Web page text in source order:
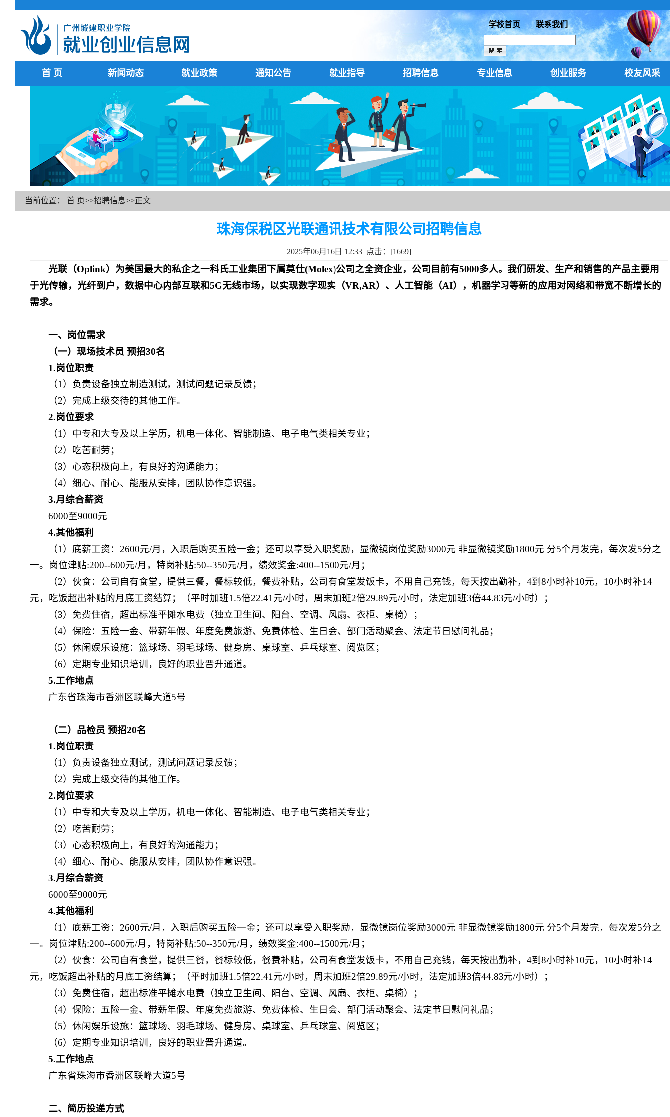
学校首页 | 联系我们
首 页 新闻动态 就业政策 通知公告 就业指导 招聘信息 专业信息 创业服务 校友风采
当前位置： 首 页>>招聘信息>>正文
珠海保税区光联通讯技术有限公司招聘信息
2025年06月16日 12:33 点击：[1669]
光联（Oplink）为美国最大的私企之一科氏工业集团下属莫仕(Molex)公司之全资企业，公司目前有5000多人。我们研发、生产和销售的产品主要用
于光传输，光纤到户，数据中心内部互联和5G无线市场，以实现数字现实（VR,AR）、人工智能（AI），机器学习等新的应用对网络和带宽不断增长的
需求。
一、岗位需求
（一）现场技术员 预招30名
1.岗位职责
（1）负责设备独立制造测试，测试问题记录反馈；
（2）完成上级交待的其他工作。
2.岗位要求
（1）中专和大专及以上学历，机电一体化、智能制造、电子电气类相关专业；
（2）吃苦耐劳；
（3）心态积极向上，有良好的沟通能力；
（4）细心、耐心、能服从安排，团队协作意识强。
3.月综合薪资
6000至9000元
4.其他福利
（1）底薪工资：2600元/月，入职后购买五险一金；还可以享受入职奖励，显微镜岗位奖励3000元 非显微镜奖励1800元 分5个月发完，每次发5分之
一。岗位津贴:200--600元/月，特岗补贴:50--350元/月，绩效奖金:400--1500元/月；
（2）伙食：公司自有食堂，提供三餐，餐标较低，餐费补贴，公司有食堂发饭卡，不用自己充钱，每天按出勤补，4到8小时补10元，10小时补14
元，吃饭超出补贴的月底工资结算；（平时加班1.5倍22.41元/小时，周末加班2倍29.89元/小时，法定加班3倍44.83元/小时）；
（3）免费住宿，超出标准平摊水电费（独立卫生间、阳台、空调、风扇、衣柜、桌椅）；
（4）保险：五险一金、带薪年假、年度免费旅游、免费体检、生日会、部门活动聚会、法定节日慰问礼品；
（5）休闲娱乐设施：篮球场、羽毛球场、健身房、桌球室、乒乓球室、阅览区；
（6）定期专业知识培训，良好的职业晋升通道。
5.工作地点
广东省珠海市香洲区联峰大道5号
（二） 品检员 预招20名
1.岗位职责
（1）负责设备独立测试，测试问题记录反馈；
（2）完成上级交待的其他工作。
2.岗位要求
（1）中专和大专及以上学历，机电一体化、智能制造、电子电气类相关专业；
（2）吃苦耐劳；
（3）心态积极向上，有良好的沟通能力；
（4）细心、耐心、能服从安排，团队协作意识强。
3.月综合薪资
6000至9000元
4.其他福利
（1）底薪工资：2600元/月，入职后购买五险一金；还可以享受入职奖励，显微镜岗位奖励3000元 非显微镜奖励1800元 分5个月发完，每次发5分之
一。岗位津贴:200--600元/月，特岗补贴:50--350元/月，绩效奖金:400--1500元/月；
（2）伙食：公司自有食堂，提供三餐，餐标较低，餐费补贴，公司有食堂发饭卡，不用自己充钱，每天按出勤补，4到8小时补10元，10小时补14
元，吃饭超出补贴的月底工资结算；（平时加班1.5倍22.41元/小时，周末加班2倍29.89元/小时，法定加班3倍44.83元/小时）；
（3）免费住宿，超出标准平摊水电费（独立卫生间、阳台、空调、风扇、衣柜、桌椅）；
（4）保险：五险一金、带薪年假、年度免费旅游、免费体检、生日会、部门活动聚会、法定节日慰问礼品；
（5）休闲娱乐设施：篮球场、羽毛球场、健身房、桌球室、乒乓球室、阅览区；
（6）定期专业知识培训，良好的职业晋升通道。
5.工作地点
广东省珠海市香洲区联峰大道5号
二、简历投递方式